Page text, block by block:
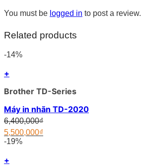
You must be logged in to post a review.
Related products
-14%
+
Brother TD-Series
Máy in nhãn TD-2020
6,400,000₫Original
was:
5,500,000₫
Current
is:
-19%
+